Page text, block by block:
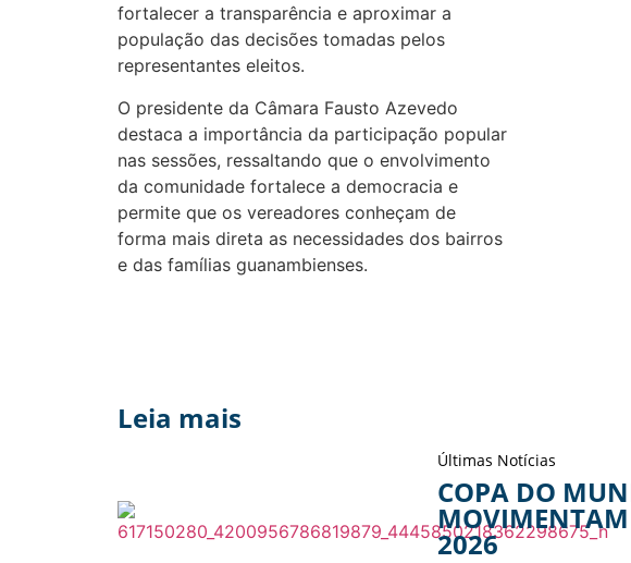
fortalecer a transparência e aproximar a
população das decisões tomadas pelos
representantes eleitos.
O presidente da Câmara Fausto Azevedo
destaca a importância da participação popular
nas sessões, ressaltando que o envolvimento
da comunidade fortalece a democracia e
permite que os vereadores conheçam de
forma mais direta as necessidades dos bairros
e das famílias guanambienses.
Leia mais
Últimas Notícias
COPA DO
2026